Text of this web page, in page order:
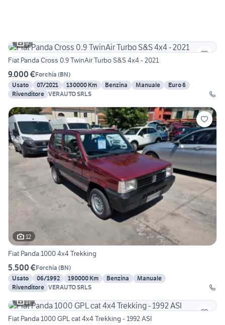
9
Fiat Panda Cross 0.9 TwinAir Turbo S&S 4x4 - 2021
9.000 €Forchia (BN)
Usato
07/2021 130000 Km Benzina Manuale
Euro 6
Rivenditore VERAUTO SRLS
12
Fiat Panda 1000 4x4 Trekking
5.500 €Forchia (BN)
Usato
06/1992 190000 Km Benzina
Manuale
Rivenditore VERAUTO SRLS
17
Fiat Panda 1000 GPL cat 4x4 Trekking - 1992 ASI